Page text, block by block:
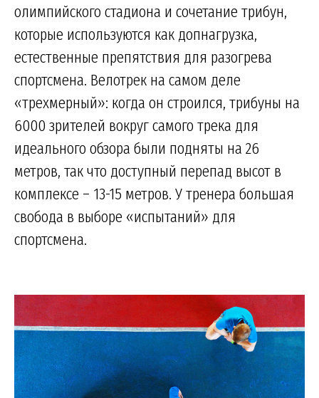
олимпийского стадиона и сочетание трибун,
которые используются как допнагрузка,
естественные препятствия для разогрева
спортсмена. Велотрек на самом деле
«трехмерный»: когда он строился, трибуны на
6000 зрителей вокруг самого трека для
идеального обзора были подняты на 26
метров, так что доступный перепад высот в
комплексе – 13-15 метров. У тренера большая
свобода в выборе «испытаний» для
спортсмена.